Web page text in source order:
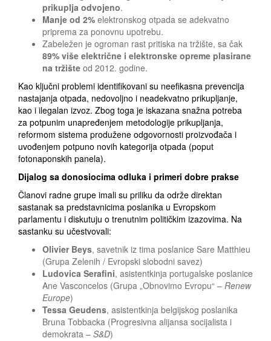
prikuplja odvojeno.
Manje od 2% elektronskog otpada se adekvatno
priprema za ponovnu upotrebu.
Zabeležen je ogroman rast pritiska na tržište, sa čak
89% više električne i elektronske opreme plasirane
na tržište od 2012. godine.
Kao ključni problemi identifikovani su neefikasna prevencija
nastajanja otpada, nedovoljno i neadekvatno prikupljanje,
kao i ilegalan izvoz. Zbog toga je iskazana snažna potreba
za potpunim unapređenjem metodologije prikupljanja,
reformom sistema produžene odgovornosti proizvođača i
uvođenjem potpuno novih kategorija otpada (poput
fotonaponskih panela).
Dijalog sa donosiocima odluka i primeri dobre prakse
Članovi radne grupe imali su priliku da održe direktan
sastanak sa predstavnicima poslanika u Evropskom
parlamentu i diskutuju o trenutnim političkim izazovima. Na
sastanku su učestvovali:
Olivier Beys, savetnik iz tima poslanice Sare Matthieu
(Grupa Zelenih / Evropski slobodni savez)
Ludovica Serafini, asistentkinja portugalske poslanice
Ane Vasconcelos (Grupa „Obnovimo Evropu“ – Renew
Europe)
Tessa Geudens, asistentkinja belgijskog poslanika
Bruna Tobbacka (Progresivna alijansa socijalista i
demokrata – S&D)